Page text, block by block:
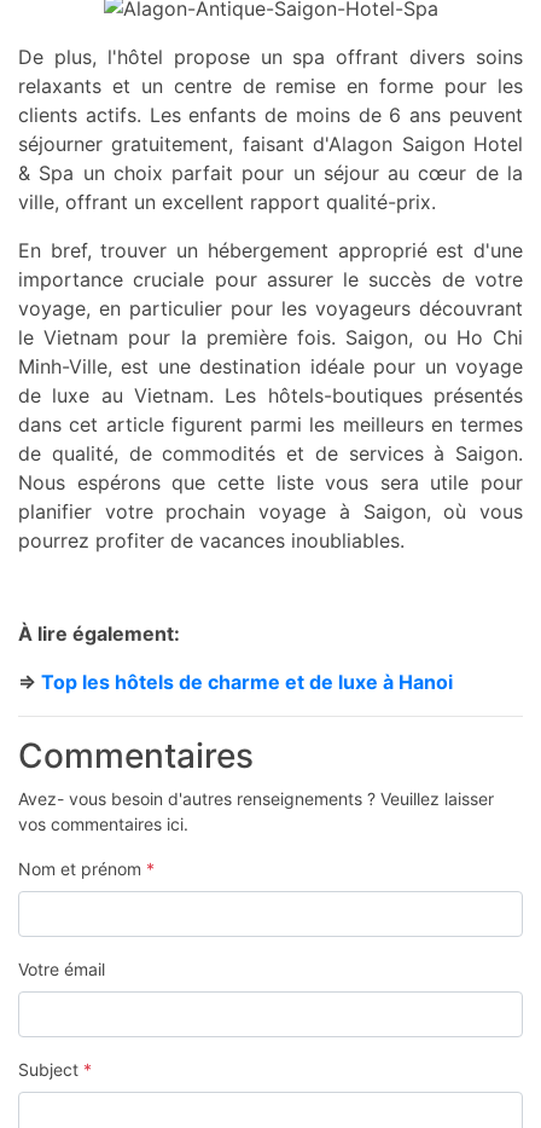
De plus, l'hôtel propose un spa offrant divers soins
relaxants et un centre de remise en forme pour les
clients actifs. Les enfants de moins de 6 ans peuvent
séjourner gratuitement, faisant d'Alagon Saigon Hotel
& Spa un choix parfait pour un séjour au cœur de la
ville, offrant un excellent rapport qualité-prix.
En bref, trouver un hébergement approprié est d'une
importance cruciale pour assurer le succès de votre
voyage, en particulier pour les voyageurs découvrant
le Vietnam pour la première fois. Saigon, ou Ho Chi
Minh-Ville, est une destination idéale pour un voyage
de luxe au Vietnam. Les hôtels-boutiques présentés
dans cet article figurent parmi les meilleurs en termes
de qualité, de commodités et de services à Saigon.
Nous espérons que cette liste vous sera utile pour
planifier votre prochain voyage à Saigon, où vous
pourrez profiter de vacances inoubliables.
À lire également:
=> Top les hôtels de charme et de luxe à Hanoi
Commentaires
Avez- vous besoin d'autres renseignements ? Veuillez laisser
vos commentaires ici.
Nom et prénom *
Votre émail
Subject *